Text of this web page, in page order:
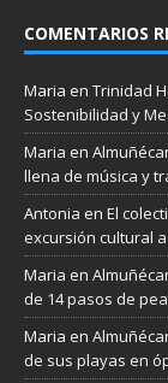
COMENTARIOS
Maria en Trinidad
Sostenibilidad y
Maria en
llena de música y
Antonia en El
excursión cultural
Maria en
de 14 pasos de
Maria en
de sus playas en